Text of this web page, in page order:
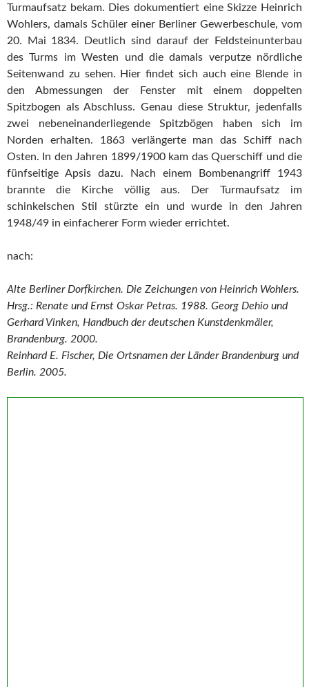
Turmaufsatz bekam. Dies dokumentiert eine Skizze Heinrich
Wohlers, damals Schüler einer Berliner Gewerbeschule, vom
20. Mai 1834. Deutlich sind darauf der Feldsteinunterbau
des Turms im Westen und die damals verputze nördliche
Seitenwand zu sehen. Hier findet sich auch eine Blende in
den Abmessungen der Fenster mit einem doppelten
Spitzbogen als Abschluss. Genau diese Struktur, jedenfalls
zwei nebeneinanderliegende Spitzbögen haben sich im
Norden erhalten. 1863 verlängerte man das Schiff nach
Osten. In den Jahren 1899/1900 kam das Querschiff und die
fünfseitige Apsis dazu. Nach einem Bombenangriff 1943
brannte die Kirche völlig aus. Der Turmaufsatz im
schinkelschen Stil stürzte ein und wurde in den Jahren
1948/49 in einfacherer Form wieder errichtet.
nach:
Alte Berliner Dorfkirchen. Die Zeichungen von Heinrich Wohlers.
Hrsg.: Renate und Ernst Oskar Petras. 1988. Georg Dehio und
Gerhard Vinken, Handbuch der deutschen Kunstdenkmäler,
Brandenburg. 2000.
Reinhard E. Fischer, Die Ortsnamen der Länder Brandenburg und
Berlin. 2005.